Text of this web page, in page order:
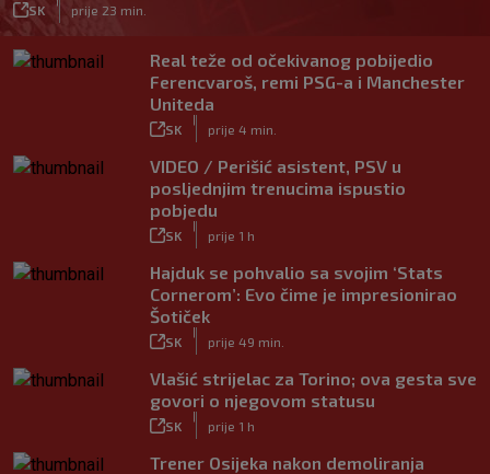
SK prije 23 min.
Real teže od očekivanog pobijedio
Ferencvaroš, remi PSG-a i Manchester
Uniteda
SK prije 4 min.
VIDEO / Perišić asistent, PSV u
posljednjim trenucima ispustio
pobjedu
SK prije 1 h
Hajduk se pohvalio sa svojim ‘Stats
Cornerom’: Evo čime je impresionirao
Šotiček
SK prije 49 min.
Vlašić strijelac za Torino; ova gesta sve
govori o njegovom statusu
SK prije 1 h
Trener Osijeka nakon demoliranja